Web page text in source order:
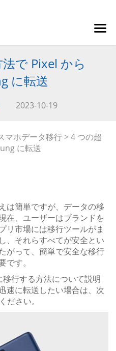
で Pixel から
に転送
2023-10-19
マホデータ移行 > 4 つの超
に転送
は簡単ですが、データの移
在、ユーザーはブランドを
リ市場には移行ツールがま
、それらすべてが安全とい
がって、簡単で安全な移行
す。
行する方法について説明
速に転送したい場合は、次
ださい。